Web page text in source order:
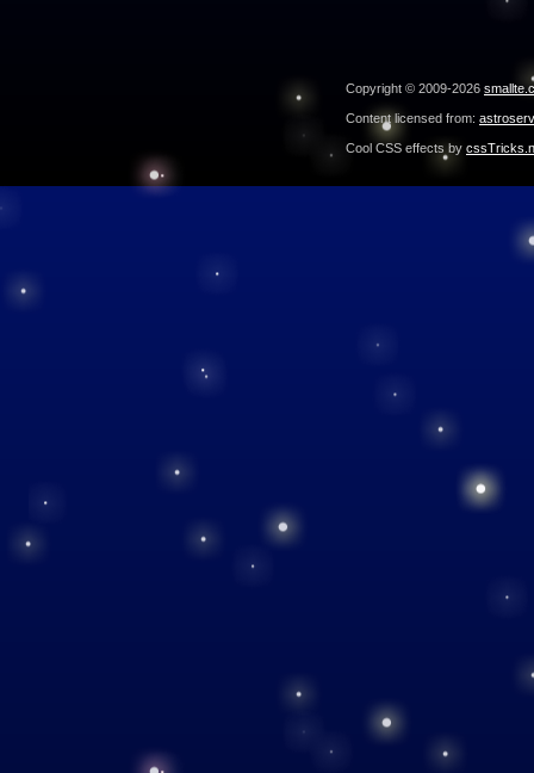
Copyright © 2009-2026
Content licensed from:
Cool CSS effects by